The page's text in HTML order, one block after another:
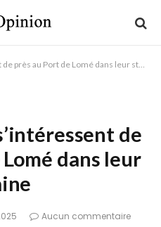
au Port de Lomé dans leur stratégie africaine
de
dans leur
Aucun commentaire